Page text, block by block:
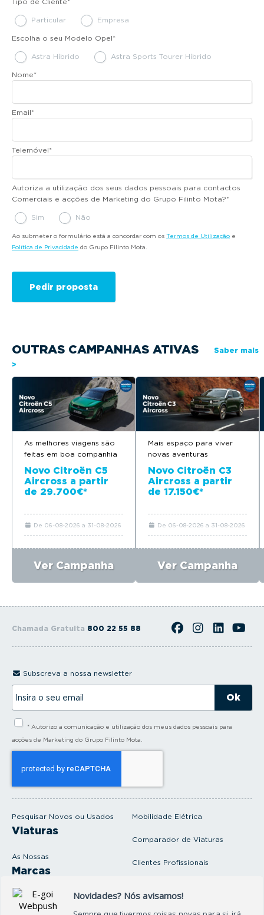
Particular Empresa
Escolha o seu Modelo Opel*
Astra Híbrido Astra Sports Tourer Híbrido
Nome*
Email*
Telemóvel*
Autoriza a utilização dos seus dados pessoais para contactos
Comerciais e acções de Marketing do Grupo Filinto Mota?*
Sim Não
Ao submeter o formulário está a concordar com os Termos de Utilização e
Política de Privacidade do Grupo Filinto Mota.
OUTRAS CAMPANHAS ATIVAS
Saber mais
>
As melhores viagens são
feitas em boa companhia
Novo Citroën C5
Aircross a partir
de 29.700€*
De 06-08-2026 a 31-08-2026
Ver Campanha
Mais espaço para viver
novas aventuras
Novo Citroën C3
Aircross a partir
de 17.150€*
De 06-08-2026 a 31-08-2026
Ver Campanha
Chamada Gratuita 800 22 55 88
Pesquisar Novos ou Usados
Viaturas
As Nossas
Marcas
Produtos e serviços
Oficina
Mobilidade Elétrica
Comparador de Viaturas
Clientes Profissionais
Subscreva a nossa newsletter
s
* Autorizo a comunicação e utilização dos meus dados pessoais para
acções de Marketing do Grupo Filinto Mota.